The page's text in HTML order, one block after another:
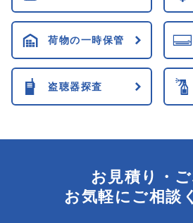
荷物の一時保管
盗聴器探査
お見積り・
お気軽にご相談